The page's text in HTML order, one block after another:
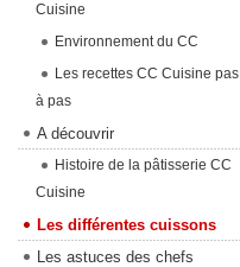
Cuisine
Environnement du CC
Les recettes CC Cuisine pas
à pas
A découvrir
Histoire de la pâtisserie CC
Cuisine
Les différentes cuissons
Les astuces des chefs